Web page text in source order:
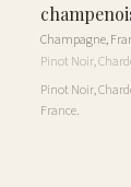
Champagne,
Pinot Noir,
Pinot Noir,
France.